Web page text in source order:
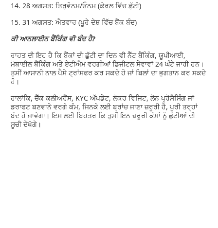
14. 28 ਅਗਸਤ: ਤਿਰੁਵੋਨਮ/ਓਨਮ (ਕੇਰਲ ਵਿੱਚ ਛੁੱਟੀ)
15. 31 ਅਗਸਤ: ਐਤਵਾਰ (ਪੂਰੇ ਦੇਸ਼ ਵਿੱਚ ਬੈਂਕ ਬੰਦ)
ਕੀ ਆਨਲਾਈਨ ਬੈਂਕਿੰਗ ਵੀ ਬੰਦ ਹੈ?
ਰਾਹਤ ਦੀ ਇਹ ਹੈ ਕਿ ਬੈਂਕਾਂ ਦੀ ਛੁੱਟੀ ਦਾ ਦਿਨ ਵੀ ਨੈੱਟ ਬੈਂਕਿੰਗ, ਯੂਪੀਆਈ,
ਮੋਬਾਈਲ ਬੈਂਕਿੰਗ ਅਤੇ ਏਟੀਐਮ ਵਰਗੀਆਂ ਡਿਜੀਟਲ ਸੇਵਾਵਾਂ 24 ਘੰਟੇ ਜਾਰੀ ਹਨ।
ਤੁਸੀਂ ਆਸਾਨੀ ਨਾਲ ਪੈਸੇ ਟ੍ਰਾਂਸਫਰ ਕਰ ਸਕਦੇ ਹੋ ਜਾਂ ਬਿਲਾਂ ਦਾ ਭੁਗਤਾਨ ਕਰ ਸਕਦੇ
ਹੋ।
ਹਾਲਾਂਕਿ, ਚੈੱਕ ਕਲੀਅਰੈਂਸ, KYC ਅੱਪਡੇਟ, ਲੋਕਰ ਵਿਜਿਟ, ਲੋਨ ਪ੍ਰੋਸੈਸਿੰਗ ਜਾਂ
ਡਰਾਫਟ ਬਣਵਾਨੇ ਵਰਗੇ ਕੰਮ, ਜਿਨਕੇ ਲਈ ਬ੍ਰਾਂਚ ਜਾਣਾ ਜ਼ਰੂਰੀ ਹੈ, ਪੂਰੀ ਤਰ੍ਹਾਂ
ਬੰਦ ਹੋ ਜਾਵੇਗਾ। ਇਸ ਲਈ ਬਿਹਤਰ ਕਿ ਤੁਸੀਂ ਇਨ ਜ਼ਰੂਰੀ ਕੰਮਾਂ ਨੂੰ ਛੁੱਟੀਆਂ ਦੀ
ਸੂਚੀ ਦੇਖੋਗੇ।